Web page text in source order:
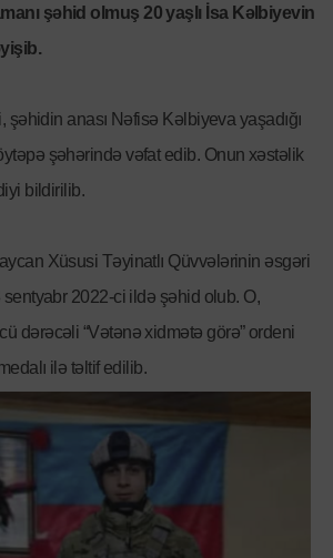
şəhid olmuş 20 yaşlı İsa Kəlbiyevin
şəhidin anası Nəfisə Kəlbiyeva yaşadığı
şəhərində vəfat edib. Onun xəstəlik
bildirilib.
Xüsusi Təyinatlı Qüvvələrinin əsgəri
2022-ci ildə şəhid olub. O,
dərəcəli “Vətənə xidmətə görə” ordeni
ilə təltif edilib.